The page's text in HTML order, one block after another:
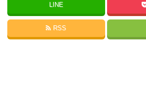
LINE
RSS